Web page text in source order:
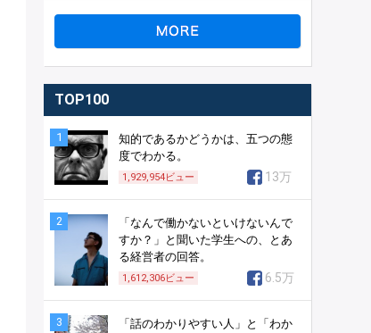
TOP100
1
知的であるかどうかは、五つの態
度でわかる。
1,929,954ビュー 13万
2
「なんで働かないといけないんで
すか？」と聞いた学生への、とあ
る経営者の回答。
1,612,306ビュー 6.5万
3
「話のわかりやすい人」と「わか